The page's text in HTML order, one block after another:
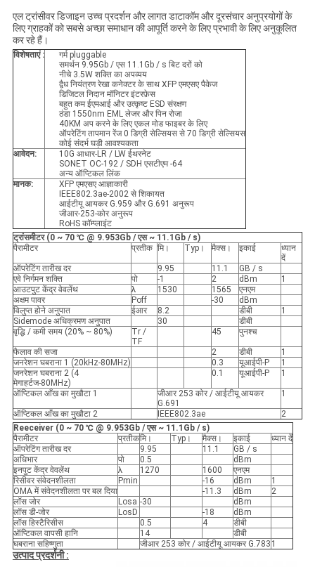
एल ट्रांसीवर डिजाइन उच्च प्रदर्शन और लागत डाटाकॉम और दूरसंचार अनुप्रयोगों के
लिए ग्राहकों को सबसे अच्छा समाधान की आपूर्ति करने के लिए प्रभावी के लिए अनुकूलित
कर रहे हैं।
विशेषताएं :
गर्म pluggable
समर्थन 9.95Gb / एस 11.1Gb / s बिट दरों को
नीचे 3.5W शक्ति का अपव्यय
द्वैध नियंत्रण रेखा कनेक्टर के साथ XFP एमएसए पैकेज
डिजिटल निदान मॉनिटर इंटरफ़ेस
बहुत कम ईएमआई और उत्कृष्ट ESD संरक्षण
ठंडा 1550nm EML लेजर और पिन रोजा
40KM अप करने के लिए एकल मोड फाइबर के लिए
ऑपरेटिंग तापमान रेंज 0 डिग्री सेल्सियस से 70 डिग्री सेल्सियस
कोई संदर्भ घड़ी आवश्यकता
आवेदन:
10G आधार-LR / LW ईथरनेट
SONET OC-192 / SDH एसटीएम -64
अन्य ऑप्टिकल लिंक
मानक:
XFP एमएसए आज्ञाकारी
IEEE802.3ae-2002 से शिकायत
आईटीयू आयकर G.959 और G.691 अनुरूप
जीआर-253-कोर अनुरूप
RoHS कॉम्प्लाइंट
ट्रांसमीटर (0 ~ 70 ℃ @ 9.953Gb / एस ~ 11.1Gb / s)
पैरामीटर
प्रतीक मि। Typ। मैक्स। इकाई
ध्यान
दें
ऑपरेटिंग तारीख दर
9.95 11.1
GB / s
एवे निर्गमन शक्ति
पो -1 2 dBm
1
आउटपुट केंद्र वेवलेंथ
λ 1530 1565
एनएम
अक्षम पावर
Poff -30
dBm
विलुप्त होने अनुपात
ईआर 8.2 डीबी
1
Sidemode अधिक्रमण अनुपात
30
डीबी
वृद्धि / कमी समय (20% ~ 80%)
Tr /
TF
45 पुनश्च
फैलाव की सजा 2 डीबी
1
जनरेशन घबराना 1 (20kHz-80MHz)
0.3 यूआईपी-P
1
जनरेशन घबराना 2 (4
मेगाहर्टज-80MHz)
0.1 यूआईपी-P 1
ऑप्टिकल आँख का मुखौटा 1
जीआर 253 कोर / आईटीयू आयकर
G.691
1
ऑप्टिकल आँख का मुखौटा 2 IEEE802.3ae
2
Reeceiver (0 ~ 70 ℃ @ 9.953Gb / एस ~ 11.1Gb / s)
पैरामीटर
प्रतीकमि। Typ। मैक्स। इकाई
ध्यान दें
ऑपरेटिंग तारीख दर
9.95 11.1
GB / s
अधिभार
पो 0.5
dBm
इनपुट केंद्र वेवलेंथ
λ 1270 1600
एनएम
रिसीवर संवेदनशीलता
Pmin -16 dBm
1
OMA में संवेदनशीलता पर बल दिया
-11.3 dBm
2
लॉस जोर
Losa -30
dBm
लॉस डी-जोर
LosD -18
dBm
लॉस हिस्टैरिसीस
0.5 4
डीबी
ऑप्टिकल वापसी हानि
14
डीबी
घबराना सहिष्णुता
जीआर 253 कोर / आईटीयू आयकर G.783 1
उत्पाद प्रदर्शनी :